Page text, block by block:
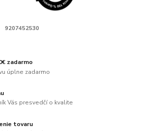
9207452530
zadarmo
úplne zadarmo
Vás presvedčí o kvalite
tovaru